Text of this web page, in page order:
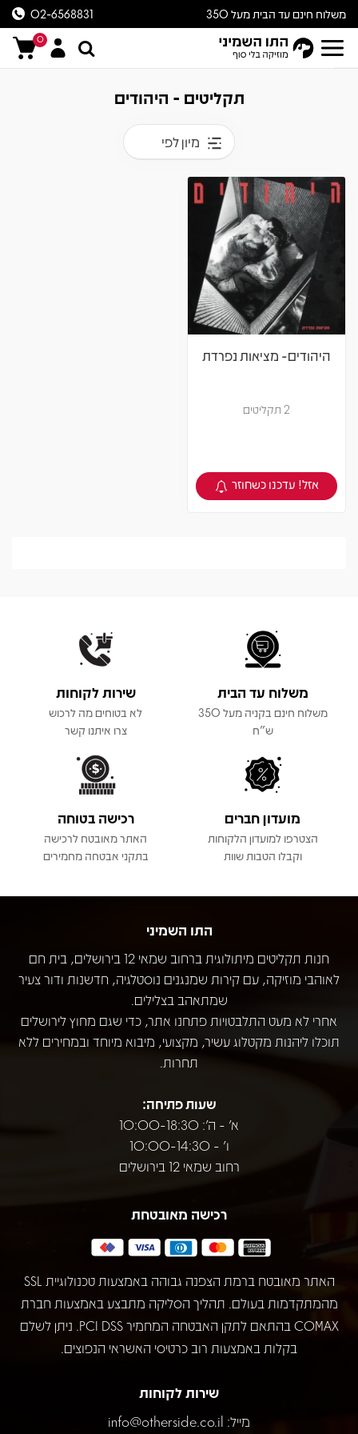
משלוח חינם עד הבית מעל 350
ש״ח
02-6568831
0
תקליטים - היהודים
מיון לפי
היהודים- מציאות נפרדת
2 תקליטים
צפיה במוצר
אזל! עדכנו כשחוזר
משלוח עד הבית
משלוח חינם בקניה מעל 350
ש"ח
שירות לקוחות
לא בטוחים מה לרכוש
צרו איתנו קשר
מועדון חברים
הצטרפו למועדון הלקוחות
וקבלו הטבות שוות
רכישה בטוחה
האתר מאובטח לרכישה
בתקני אבטחה מחמירים
התו השמיני
חנות תקליטים מיתולוגית ברחוב שמאי 12 בירושלים, בית חם
לאוהבי מוזיקה, עם קירות שמנגנים נוסטלגיה, חדשנות ודור צעיר
שמתאהב בצלילים.
אחרי לא מעט התלבטויות פתחנו אתר, כדי שגם מחוץ לירושלים
תוכלו ליהנות מקטלוג עשיר, מקצועי, מיבוא מיוחד ובמחירים ללא
תחרות.
שעות פתיחה:
א' - ה': 10:00-18:30
ו' - 10:00-14:30
רחוב שמאי 12 בירושלים
רכישה מאובטחת
האתר מאובטח ברמת הצפנה גבוהה באמצעות טכנולוגיית SSL
מהמתקדמות בעולם. תהליך הסליקה מתבצע באמצעות חברת
COMAX בהתאם לתקן האבטחה המחמיר PCI DSS. ניתן לשלם
בקלות באמצעות רוב כרטיסי האשראי הנפוצים.
שירות לקוחות
מייל: info@otherside.co.il